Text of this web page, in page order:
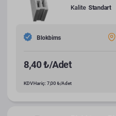
Kalite Standart
Blokbims
8,40 ₺/Adet
KDV Hariç: 7,00 ₺/Adet